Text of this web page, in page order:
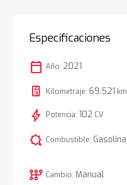
Especificaciones
calendar_today Año: 2021
Kilometraje: 69.521 km
bolt Potencia: 102 CV
comic_bubble Combustible: Gasolina
auto_transmission Cambio: Manual